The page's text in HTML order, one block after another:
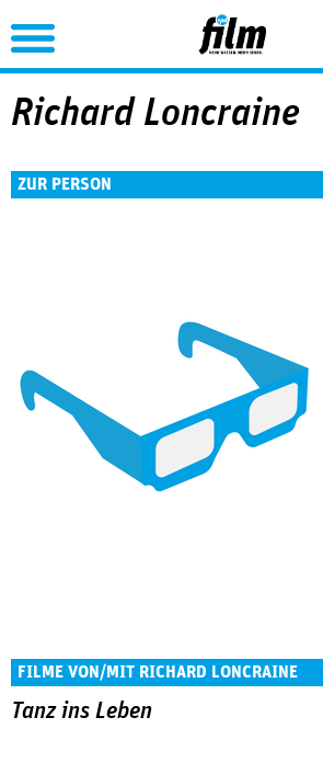
Jump to Navigation
Richard Loncraine
ZUR PERSON
FILME VON/MIT RICHARD LONCRAINE
Tanz ins Leben